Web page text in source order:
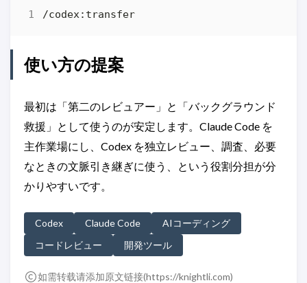
使い方の提案
最初は「第二のレビュアー」と「バックグラウンド
救援」として使うのが安定します。Claude Code を
主作業場にし、Codex を独立レビュー、調査、必要
なときの文脈引き継ぎに使う、という役割分担が分
かりやすいです。
Codex Claude Code
AIコーディング
コードレビュー
開発ツール
如需转载请添加原文链接(https://knightli.com)